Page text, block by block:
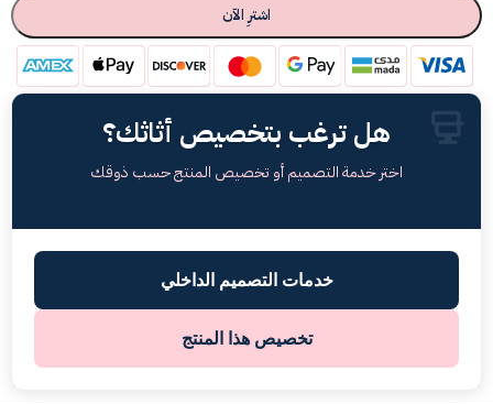
اشترِ الآن
هل ترغب بتخصيص أثاثك؟
اختر خدمة التصميم أو تخصيص المنتج حسب ذوقك
خدمات التصميم الداخلي
تخصيص هذا المنتج